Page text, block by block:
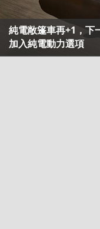
純電敞篷車再+1，
加入純電動力選項